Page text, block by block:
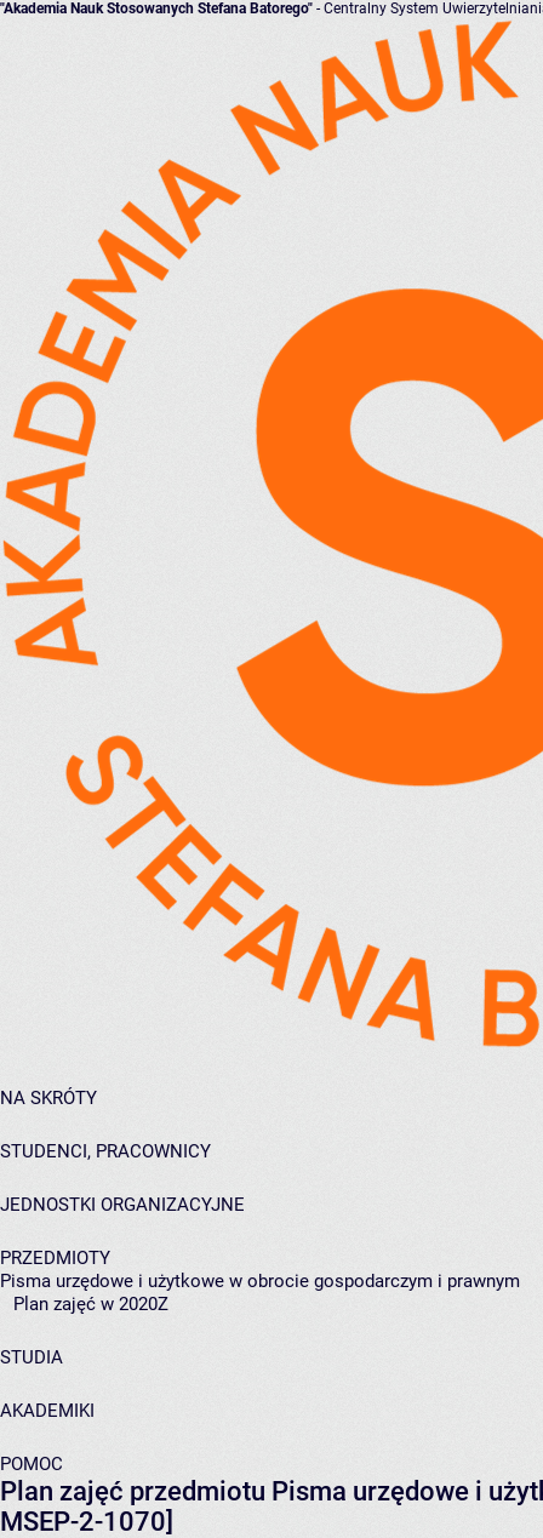
"Akademia Nauk Stosowanych Stefana Batorego" - Centralny System
NA SKRÓTY
STUDENCI, PRACOWNICY
JEDNOSTKI ORGANIZACYJNE
PRZEDMIOTY
Pisma urzędowe i użytkowe w obrocie gospodarczym i prawnym
Plan zajęć w 2020Z
STUDIA
AKADEMIKI
POMOC
Plan zajęć przedmiotu Pisma urzędowe i
MSEP-2-1070]